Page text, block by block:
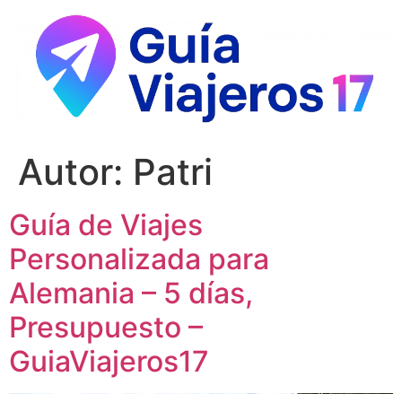
contenido
Autor: Patri
Guía de Viajes
Personalizada para
Alemania – 5 días,
Presupuesto –
GuiaViajeros17